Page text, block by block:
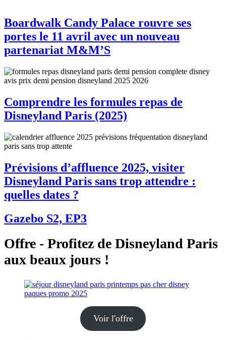
Boardwalk Candy Palace rouvre ses
portes le 11 avril avec un nouveau
partenariat M&M’S
Comprendre les formules repas de
Disneyland Paris (2025)
Prévisions d’affluence 2025, visiter
Disneyland Paris sans trop attendre :
quelles dates ?
Gazebo S2, EP3
Offre - Profitez de Disneyland Paris
aux beaux jours !
Voir l'offre